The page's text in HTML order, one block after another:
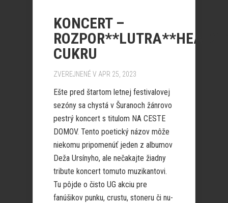
KONCERT –
CUKRU
ZVEREJNENÉ V APR 25, 2023
Ešte pred štartom letnej festivalovej
sezóny sa chystá v Šuranoch žánrovo
pestrý koncert s titulom NA CESTE
DOMOV. Tento poetický názov môže
niekomu pripomenúť jeden z albumov
Deža Ursínyho, ale nečakajte žiadny
tribute koncert tomuto muzikantovi.
Tu pôjde o čisto UG akciu pre
fanúšikov punku, crustu, stoneru či nu-